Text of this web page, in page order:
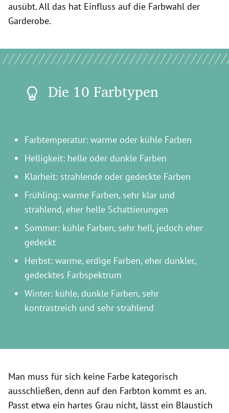
ausübt. All das hat Einfluss auf die Farbwahl der
Garderobe.
Die 10 Farbtypen
Farbtemperatur: warme oder kühle Farben
Helligkeit: helle oder dunkle Farben
Klarheit: strahlende oder gedeckte Farben
Frühling: warme Farben, sehr klar und
strahlend, eher helle Schattierungen
Sommer: kühle Farben, sehr hell, jedoch eher
gedeckt
Herbst: warme, erdige Farben, eher dunkler,
gedecktes Farbspektrum
Winter: kühle, dunkle Farben, sehr
kontrastreich und sehr strahlend
Man muss für sich keine Farbe kategorisch
ausschließen, denn auf den Farbton kommt es an.
Passt etwa ein hartes Grau nicht, lässt ein Blaustich